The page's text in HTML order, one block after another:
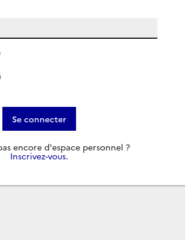
Se connecter
encore d'espace personnel ?
Inscrivez-vous.